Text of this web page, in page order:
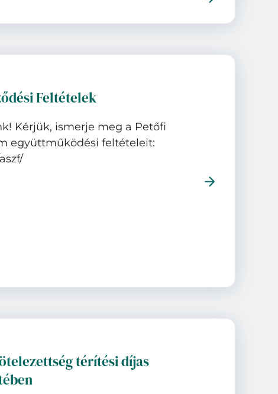
Feltételek
Kérjük, ismerje meg a Petőfi
együttműködési feltételeit:
térítési díjas